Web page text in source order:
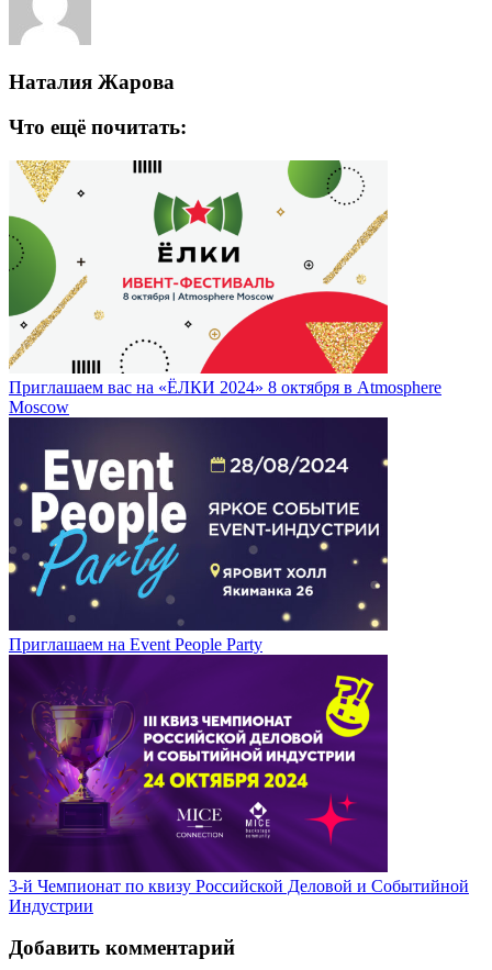
Наталия Жарова
Что ещё почитать:
Приглашаем вас на «ЁЛКИ 2024» 8 октября в Atmosphere
Moscow
Приглашаем на Event People Party
3-й Чемпионат по квизу Российской Деловой и Событийной
Индустрии
Добавить комментарий